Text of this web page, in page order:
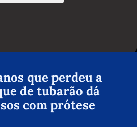
que perdeu a
de tubarão dá
com prótese